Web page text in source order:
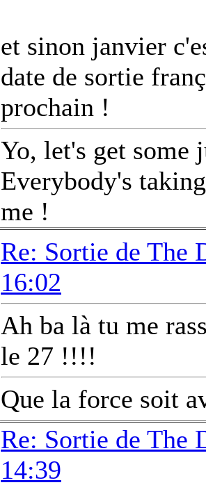
et sinon janvier
date de sortie
prochain !
Yo, let's get some
Everybody's
me !
Re: Sortie de The
16:02
Ah ba là tu me
le 27 !!!!
Que la force soit
Re: Sortie de The
14:39